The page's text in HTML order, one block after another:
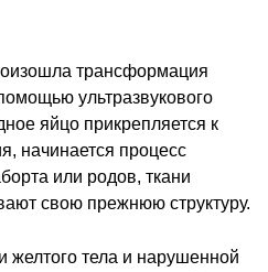
трансформация
ультразвукового
яйцо прикрепляется к
начинается процесс
или родов, ткани
свою прежнюю структуру.
желтого тела и нарушенной